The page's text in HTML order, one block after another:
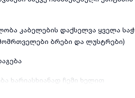
კაბელების დაქსელვა ყველა
ბრები და ლუსტრები)
ხარიასხიანად ჩემი ხელით